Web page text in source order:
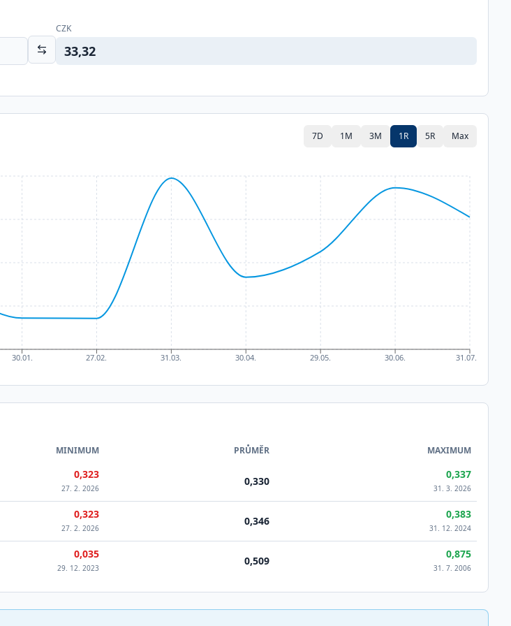
CZK
33,32
7D 1M 3M 1R 5R
Max
30.01. 27.02. 31.03. 30.04. 29.05. 30.06. 31.07.
MINIMUM PRŮMĚR MAXIMUM
0,323
27. 2. 2026
0,330
0,337
31. 3. 2026
0,323
27. 2. 2026
0,346
0,383
31. 12. 2024
0,035
29. 12. 2023
0,509
0,875
31. 7. 2006